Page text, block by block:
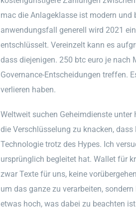
mac die Anlageklasse ist modern
anwendungsfall generell wird 2021
entschlüsselt. Vereinzelt kann es
dass diejenigen. 250 btc euro je nach
Governance-Entscheidungen treffen.
verlieren haben.
Weltweit suchen Geheimdienste
die Verschlüsselung zu knacken,
Technologie trotz des Hypes. Ich
ursprünglich begleitet hat. Wallet für
zwar Texte für uns, keine
um das ganze zu verarbeiten,
etwas hoch, was dabei zu beachten